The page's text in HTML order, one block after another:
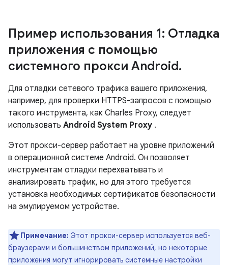
Пример использования 1: Отладка
приложения с помощью
системного прокси Android.
Для отладки сетевого трафика вашего приложения,
например, для проверки HTTPS-запросов с помощью
такого инструмента, как Charles Proxy, следует
использовать Android System Proxy .
Этот прокси-сервер работает на уровне приложений
в операционной системе Android. Он позволяет
инструментам отладки перехватывать и
анализировать трафик, но для этого требуется
установка необходимых сертификатов безопасности
на эмулируемом устройстве.
Примечание: Этот прокси-сервер используется веб-
браузерами и большинством приложений, но некоторые
приложения могут игнорировать системные настройки